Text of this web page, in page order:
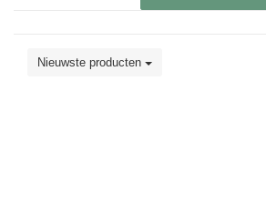
Nieuwste producten